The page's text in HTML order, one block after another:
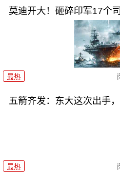
莫迪开大！砸碎印军17个
最热
五箭齐发：东大这次出手
最热